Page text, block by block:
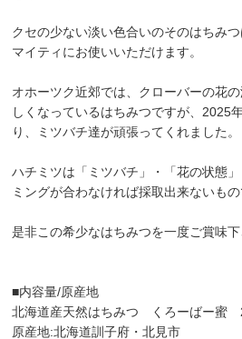
クセの少ない淡い色合いのそのはちみ
マイティにお使いいただけます。
オホーツク近郊では、クローバーの花
しくなっているはちみつですが、2025
り、ミツバチ達が頑張ってくれました。
ハチミツは「ミツバチ」・「花の状態
ミングが合わなければ採取出来ないもの
是非この希少なはちみつを一度ご賞味下
■内容量/原産地
北海道産天然はちみつ くろーばー蜜
原産地:北海道訓子府・北見市